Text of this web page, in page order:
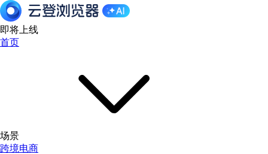
即将上线
首页
场景
跨境电商